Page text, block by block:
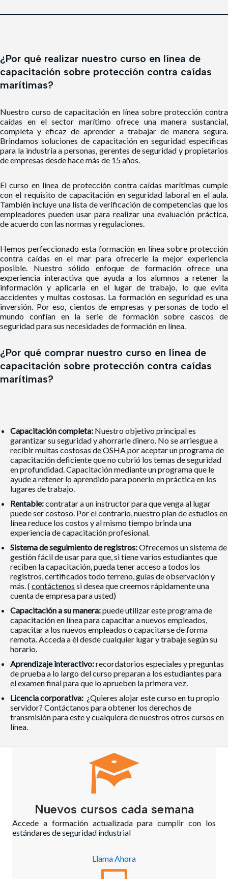
¿Por qué realizar nuestro curso en línea de
capacitación sobre protección contra caídas
marítimas?
Nuestro curso de capacitación en línea sobre protección contra
caídas en el sector marítimo ofrece una manera sustancial,
completa y eficaz de aprender a trabajar de manera segura.
Brindamos soluciones de capacitación en seguridad específicas
para la industria a personas, gerentes de seguridad y propietarios
de empresas desde hace más de 15 años.
El curso en línea de protección contra caídas marítimas cumple
con el requisito de capacitación en seguridad laboral en el aula.
También incluye una lista de verificación de competencias que los
empleadores pueden usar para realizar una evaluación práctica,
de acuerdo con las normas y regulaciones.
Hemos perfeccionado esta formación en línea sobre protección
contra caídas en el mar para ofrecerle la mejor experiencia
posible. Nuestro sólido enfoque de formación ofrece una
experiencia interactiva que ayuda a los alumnos a retener la
información y aplicarla en el lugar de trabajo, lo que evita
accidentes y multas costosas. La formación en seguridad es una
inversión. Por eso, cientos de empresas y personas de todo el
mundo confían en la serie de formación sobre cascos de
seguridad para sus necesidades de formación en línea.
¿Por qué comprar nuestro curso en línea de
capacitación sobre protección contra caídas
marítimas?
Capacitación completa: Nuestro objetivo principal es
garantizar su seguridad y ahorrarle dinero. No se arriesgue a
recibir multas costosas de OSHA por aceptar un programa de
capacitación deficiente que no cubrió los temas de seguridad
en profundidad. Capacitación mediante un programa que le
ayude a retener lo aprendido para ponerlo en práctica en los
lugares de trabajo.
Rentable:contratar a un instructor para que venga al lugar
puede ser costoso. Por el contrario, nuestro plan de estudios en
línea reduce los costos y al mismo tiempo brinda una
experiencia de capacitación profesional.
Sistema de seguimiento de registros:Ofrecemos un sistema de
gestión fácil de usar para que, si tiene varios estudiantes que
reciben la capacitación, pueda tener acceso a todos los
registros, certificados todo terreno, guías de observación y
más. ( contáctenos si desea que creemos rápidamente una
cuenta de empresa para usted)
Capacitación a su manera:puede utilizar este programa de
capacitación en línea para capacitar a nuevos empleados,
capacitar a los nuevos empleados o capacitarse de forma
remota. Acceda a él desde cualquier lugar y trabaje según su
horario.
Aprendizaje interactivo:recordatorios especiales y preguntas
de prueba a lo largo del curso preparan a los estudiantes para
el examen final para que lo aprueben la primera vez.
Licencia corporativa: ¿Quieres alojar este curso en tu propio
servidor? Contáctanos para obtener los derechos de
transmisión para este y cualquiera de nuestros otros cursos en
línea.
Nuevos cursos cada semana
Accede a formación actualizada para cumplir con los
estándares de seguridad industrial
Llama Ahora